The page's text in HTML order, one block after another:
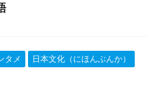
タメ
日本文化（にほんぶんか）